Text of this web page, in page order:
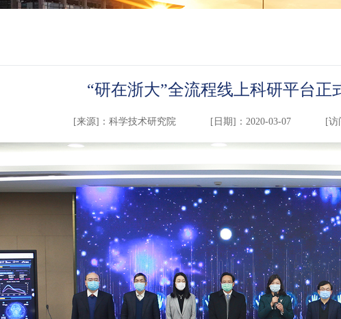
“研在浙大”全流程线上科研平台正
[来源]： 科学技术研究院 [日期]：2020-03-07 [访